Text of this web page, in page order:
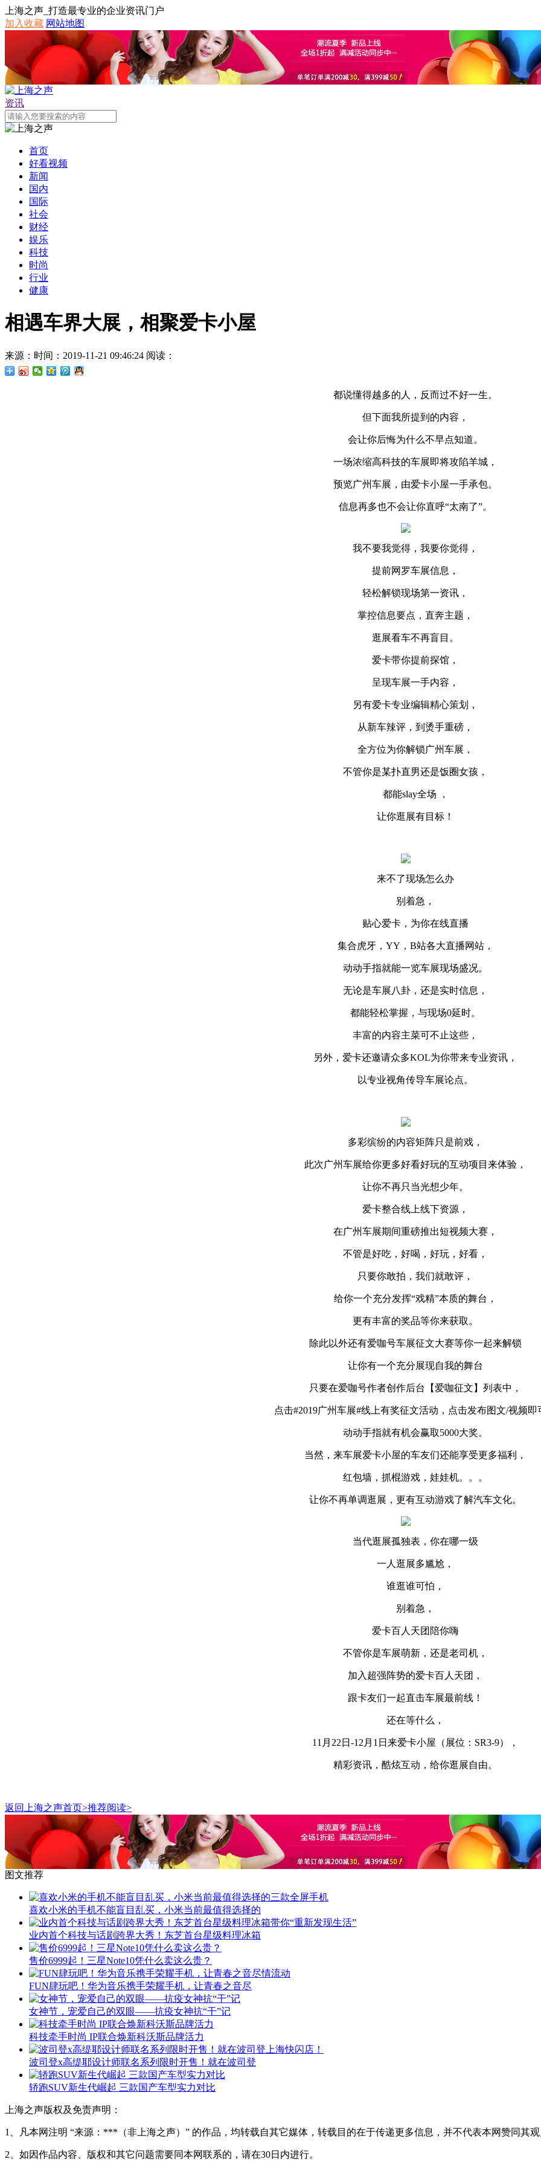
上海之声_打造最专业的企业资讯门户
加入收藏 网站地图
资讯
首页
好看视频
新闻
国内
国际
社会
财经
娱乐
科技
时尚
行业
健康
相遇车界大展，相聚爱卡小屋
来源： 时间：2019-11-21 09:46:24 阅读：
都说懂得越多的人，反而过不好一生。
但下面我所提到的内容，
会让你后悔为什么不早点知道。
一场浓缩高科技的车展即将攻陷羊城，
预览广州车展，由爱卡小屋一手承包。
信息再多也不会让你直呼“太南了”。
我不要我觉得，我要你觉得，
提前网罗车展信息，
轻松解锁现场第一资讯，
掌控信息要点，直奔主题，
逛展看车不再盲目。
爱卡带你提前探馆，
呈现车展一手内容，
另有爱卡专业编辑精心策划，
从新车辣评，到烫手重磅，
全方位为你解锁广州车展，
不管你是某扑直男还是饭圈女孩，
都能slay全场 ，
让你逛展有目标！
来不了现场怎么办
别着急，
贴心爱卡，为你在线直播
集合虎牙，YY，B站各大直播网站，
动动手指就能一览车展现场盛况。
无论是车展八卦，还是实时信息，
都能轻松掌握，与现场0延时。
丰富的内容主菜可不止这些，
另外，爱卡还邀请众多KOL为你带来专业资讯，
以专业视角传导车展论点。
多彩缤纷的内容矩阵只是前戏，
此次广州车展给你更多好看好玩的互动项目来体验，
让你不再只当光想少年。
爱卡整合线上线下资源，
在广州车展期间重磅推出短视频大赛，
不管是好吃，好喝，好玩，好看，
只要你敢拍，我们就敢评，
给你一个充分发挥“戏精”本质的舞台，
更有丰富的奖品等你来获取。
除此以外还有爱咖号车展征文大赛等你一起来解锁
让你有一个充分展现自我的舞台
只要在爱咖号作者创作后台【爱咖征文】列表中，
点击#2019广州车展#线上有奖征文活动，点击发布图文/视频即
动动手指就有机会赢取5000大奖。
当然，来车展爱卡小屋的车友们还能享受更多福利，
红包墙，抓棍游戏，娃娃机。。。
让你不再单调逛展，更有互动游戏了解汽车文化。
当代逛展孤独表，你在哪一级
一人逛展多尴尬，
谁逛谁可怕，
别着急，
爱卡百人天团陪你嗨
不管你是车展萌新，还是老司机，
加入超强阵势的爱卡百人天团，
跟卡友们一起直击车展最前线！
还在等什么，
11月22日-12月1日来爱卡小屋（展位：SR3-9），
精彩资讯，酷炫互动，给你逛展自由。
返回上海之声首页>推荐阅读>
图文推荐
喜欢小米的手机不能盲目乱买，小米当前最值得选择的
业内首个科技与话剧跨界大秀！东芝首台星级料理冰箱
售价6999起！三星Note10凭什么卖这么贵？
FUN肆玩吧！华为音乐携手荣耀手机，让青春之音尽
女神节，宠爱自己的双眼——抗疫女神抗“干”记
科技牵手时尚 IP联合焕新科沃斯品牌活力
波司登x高缇耶设计师联名系列限时开售！就在波司登
轿跑SUV新生代崛起 三款国产车型实力对比
上海之声版权及免责声明：
1、凡本网注明 “来源：***（非上海之声）” 的作品，均转载自其它媒体，转载目的在于传递更多信息，并不代表本网赞同其
2、如因作品内容、版权和其它问题需要同本网联系的，请在30日内进行。